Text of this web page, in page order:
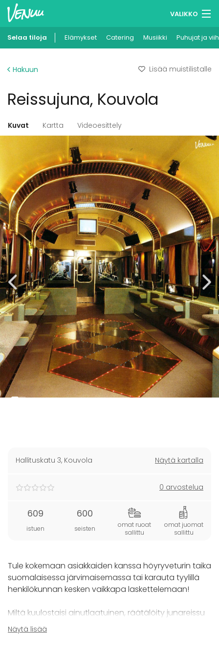
VALIKKO
Muistilistasi
Ilmoita kohteesi
Selaa tiloja Elämykset Catering Musiikki Puhujat ja
Hakuun Lisää muistilistalle
Reissujuna, Kouvola
Kuvat Kartta Videoesittely
Hallituskatu 3, Kouvola Näytä kartalla
0 arvostelua
609
istuen
600
seisten
omat ruoat
sallittu
omat juomat
sallittu
Tule kokemaan asiakkaiden kanssa höyryveturin taika
suomalaisessa järvimaisemassa tai karauta tyylillä
henkilökunnan kesken vaikkapa laskettelemaan!
Miltä kuulostaisi ainutlaatuinen, räätälöity junareissu
työntekijöiille, sidosryhmille, asiakkaille tai vaikkapa
ystäville? Reissujunalla pääsette viettämään
Näytä lisää